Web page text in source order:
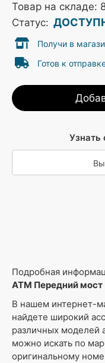
Товар на складе:
Статус:
Получи в
Готов к
Узнать
Подробная
ATM Передний
В нашем интернет-
найдете широкий
различных моделей
можно искать по
оригинальному